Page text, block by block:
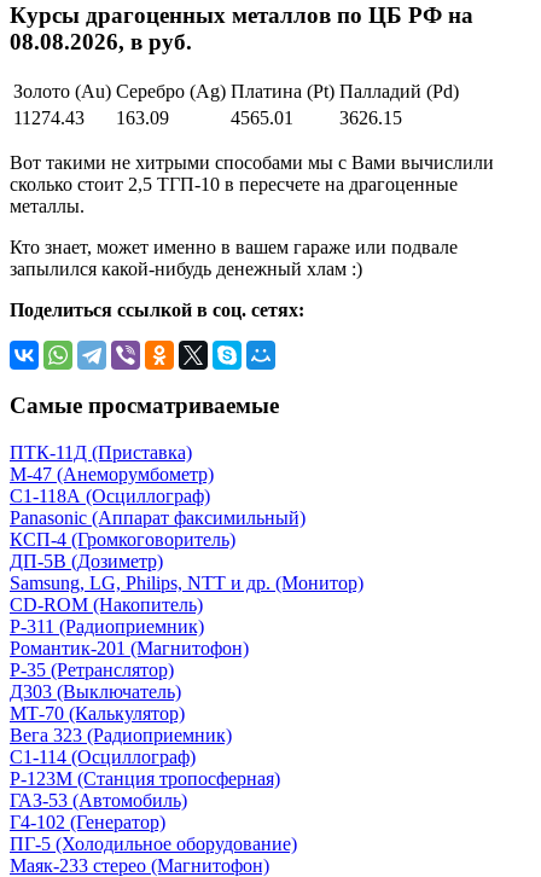
Курсы драгоценных металлов по ЦБ РФ на
08.08.2026, в руб.
Золото (Au) Серебро (Ag) Платина (Pt) Палладий (Pd)
11274.43
163.09 4565.01 3626.15
Вот такими не хитрыми способами мы с Вами вычислили
сколько стоит 2,5 ТГП-10 в пересчете на драгоценные
металлы.
Кто знает, может именно в вашем гараже или подвале
запылился какой-нибудь денежный хлам :)
Поделиться ссылкой в соц. сетях:
Самые просматриваемые
ПТК-11Д (Приставка)
М-47 (Анеморумбометр)
С1-118А (Осциллограф)
Panasonic (Аппарат факсимильный)
КСП-4 (Громкоговоритель)
ДП-5В (Дозиметр)
Samsung, LG, Philips, NTT и др. (Монитор)
CD-ROM (Накопитель)
Р-311 (Радиоприемник)
Романтик-201 (Магнитофон)
Р-35 (Ретранслятор)
Д303 (Выключатель)
МТ-70 (Калькулятор)
Вега 323 (Радиоприемник)
С1-114 (Осциллограф)
Р-123М (Станция тропосферная)
ГАЗ-53 (Автомобиль)
Г4-102 (Генератор)
ПГ-5 (Холодильное оборудование)
Маяк-233 стерео (Магнитофон)